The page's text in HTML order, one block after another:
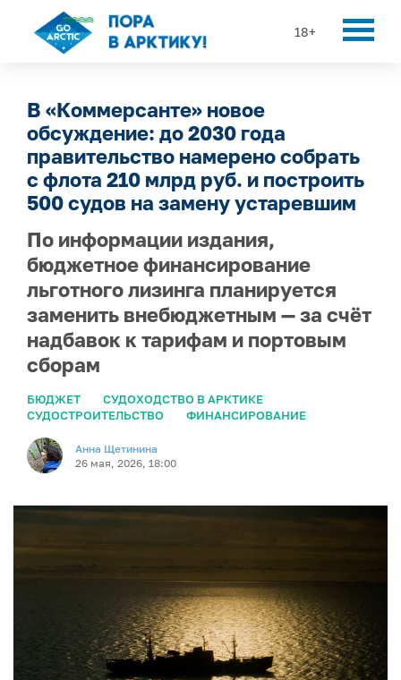
18+
В «Коммерсанте» новое
обсуждение: до 2030 года
правительство намерено собрать
с флота 210 млрд руб. и построить
500 судов на замену устаревшим
По информации издания,
бюджетное финансирование
льготного лизинга планируется
заменить внебюджетным — за счёт
надбавок к тарифам и портовым
сборам
БЮДЖЕТ
СУДОХОДСТВО В АРКТИКЕ
СУДОСТРОИТЕЛЬСТВО
ФИНАНСИРОВАНИЕ
Анна Щетинина
26 мая, 2026, 18:00